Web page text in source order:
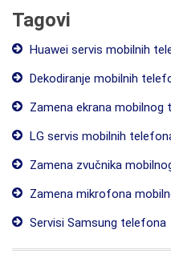
Tagovi
Huawei servis mobilnih
Dekodiranje mobilnih
Zamena ekrana mobilnog
LG servis mobilnih
Zamena zvučnika
Zamena mikrofona
Servisi Samsung telefona